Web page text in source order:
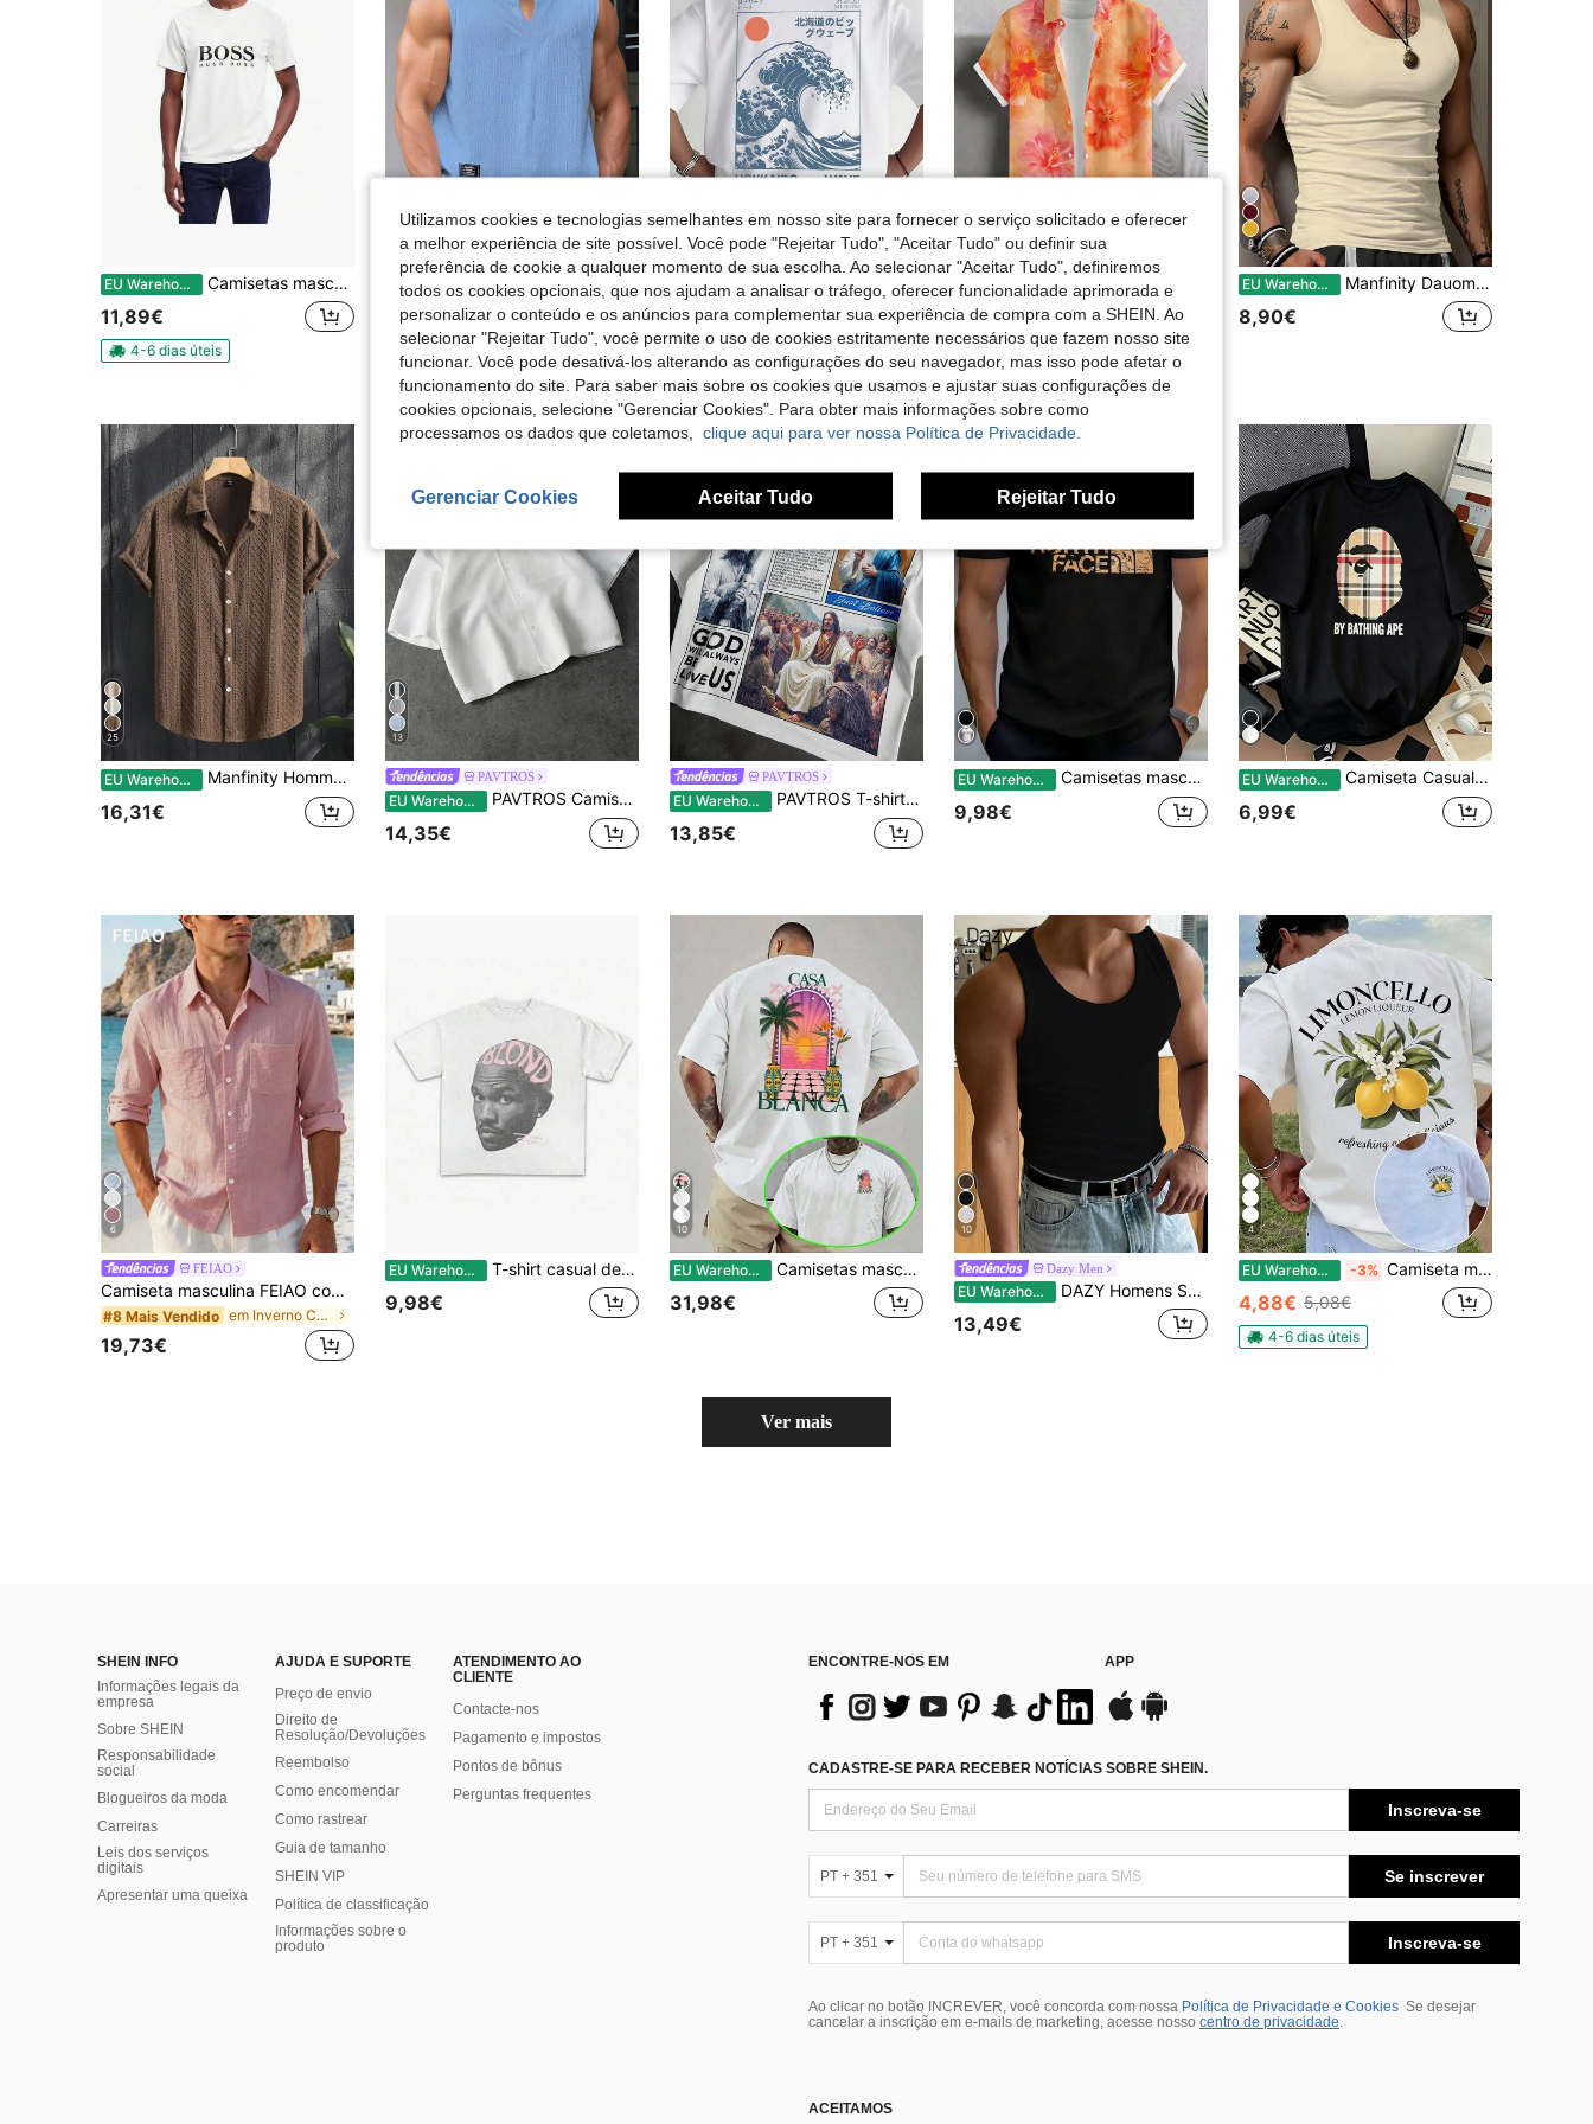
EU Warehouse Camisetas masculinas
11,89€
4-6 dias úteis
17
Manfinity Homme Regata masculina lisa minimalista da moda, adequada para o verão, regatas masculinas sem mangas, camisas musculares masculinas, férias
12,37€
Camiseta masculina de algodão, 100%, modelagem solta, manga curta e gola redonda. Macia e respirável, com estampas como "Hokkaido Big Wave" e "HOKKAIDO WAVE".
#10 Mais Vendido em Plantas T-shirts masculinas
4,88€
EU Warehouse VIVINTIMO Camisa masculina casual de verão com estampa floral tropical, ideal para férias. Camisa masculina para luau de verão, camisa florida, perfeita para as festas de fim de ano.
#3 Mais Vendido em Impressão completa Camisas masculinas
14,35€
8
EU Warehouse Manfinity Dauomo Camiseta regata masculina casual de cor sólida, gola redonda e modelagem slim, ideal para o verão.
8,90€
25
EU Warehouse Manfinity Homme Camisa masculina casual de manga curta, de malha, argyle, de cor sólida, com abotoamento simples
16,31€
13
PAVTROS
EU Warehouse PAVTROS Camisa masculina casual de manga curta com estampa de letras e abotoamento simples.
14,35€
PAVTROS
EU Warehouse PAVTROS T-shirt de Streetwear de Verão Branca com Estampa Saint, Moda Casual para City Break e Uso Diário, Presente de Dia dos Namorados e Aniversário para Homens, Namorados e Crianças
13,85€
EU Warehouse Camisetas masculinas
9,98€
EU Warehouse Camiseta Casual de Verão Masculina - Camiseta com Estampa de Cabeça de Macaco - Estilo Americano Simples - Camiseta de Algodão Casual com Gola Redonda
6,99€
6
FEIAO
Camiseta masculina FEIAO com estampa retrô de moedas, tecido de malha respirável semelhante ao linho, fechamento frontal com botões, cor sólida, toque macio e confortável, modelagem casual versátil, ligeiramente oversized, ideal para primavera/verão.
#8 Mais Vendido em Inverno Camisas masculinas
19,73€
EU Warehouse T-shirt casual de manga curta Coachella 2026F.Bode Shirt Rap T-shirt - Presente para fãs - Música Rap - Streetwear dos anos 2000 - Presente
9,98€
10
EU Warehouse Camisetas masculinas
31,98€
10
Dazy Men
EU Warehouse DAZY Homens Sólido Top Tank
13,49€
4
EU Warehouse -3% Camiseta masculina Manfinity com estampa gráfica de vinho limão, manga curta, gola redonda, ideal para o verão e a primavera. Confeccionada em algodão, perfeita para um look de verão.
4,88€ 5,08€
4-6 dias úteis
Ver mais
SHEIN INFO
Informações legais da
empresa
Sobre SHEIN
Responsabilidade
social
Blogueiros da moda
Carreiras
Leis dos serviços
digitais
Apresentar uma queixa
AJUDA E SUPORTE
Preço de envio
Direito de
Resolução/Devoluções
Reembolso
Como encomendar
Como rastrear
Guia de tamanho
SHEIN VIP
Política de classificação
​Informações sobre o
produto
ATENDIMENTO AO
CLIENTE
Contacte-nos
Pagamento e impostos
Pontos de bônus
Perguntas frequentes
ENCONTRE-NOS EM APP
CADASTRE-SE PARA RECEBER NOTÍCIAS SOBRE SHEIN.
Inscreva-se
PT + 351 Se inscrever
PT + 351 Inscreva-se
Ao clicar no botão INCREVER, você concorda com nossa Política de Privacidade e Cookies Se desejar
cancelar a inscrição em e-mails de marketing, acesse nosso centro de privacidade.
ACEITAMOS
Utilizamos cookies e tecnologias semelhantes em nosso site para fornecer o serviço solicitado e oferecer
a melhor experiência de site possível. Você pode "Rejeitar Tudo", "Aceitar Tudo" ou definir sua
preferência de cookie a qualquer momento de sua escolha. Ao selecionar "Aceitar Tudo", definiremos
todos os cookies opcionais, que nos ajudam a analisar o tráfego, oferecer funcionalidade aprimorada e
personalizar o conteúdo e os anúncios para complementar sua experiência de compra com a SHEIN. Ao
selecionar "Rejeitar Tudo", você permite o uso de cookies estritamente necessários que fazem nosso site
funcionar. Você pode desativá-los alterando as configurações do seu navegador, mas isso pode afetar o
funcionamento do site. Para saber mais sobre os cookies que usamos e ajustar suas configurações de
cookies opcionais, selecione "Gerenciar Cookies". Para obter mais informações sobre como
processamos os dados que coletamos, clique aqui para ver nossa Política de Privacidade.
Gerenciar Cookies Aceitar Tudo Rejeitar Tudo